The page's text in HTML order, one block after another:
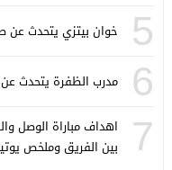
5 خوان بيتزي يتحدث عن
6 مدرب الظفرة يتحدث عن
7
اهداف مباراة الوصل
بين الفريق وملخص